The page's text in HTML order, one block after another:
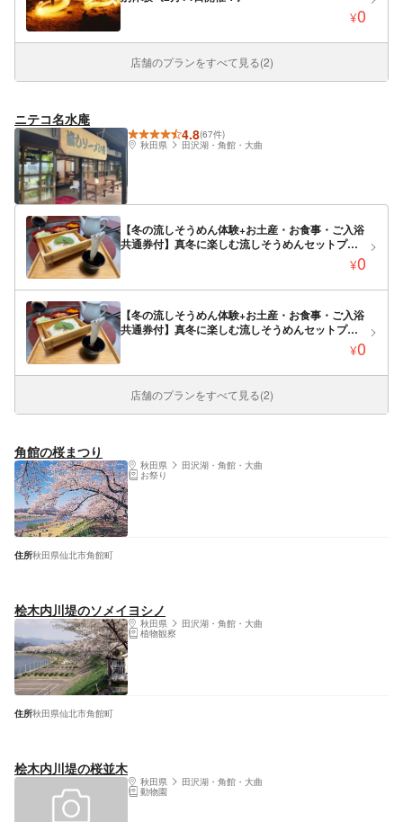
¥0
店舗のプランをすべて見る(2)
ニテコ名水庵
4.8(67件)
秋田県
田沢湖・角館・大曲
【冬の流しそうめん体験+お土産・お食事・ご入浴
共通券付】真冬に楽しむ流しそうめんセットプラ
¥0
【冬の流しそうめん体験+お土産・お食事・ご入浴
共通券付】真冬に楽しむ流しそうめんセットプラ
¥0
店舗のプランをすべて見る(2)
角館の桜まつり
秋田県 田沢湖・角館・大曲
お祭り
住所秋田県仙北市角館町
桧木内川堤のソメイヨシノ
秋田県 田沢湖・角館・大曲
植物観察
住所秋田県仙北市角館町
桧木内川堤の桜並木
秋田県 田沢湖・角館・大曲
動物園